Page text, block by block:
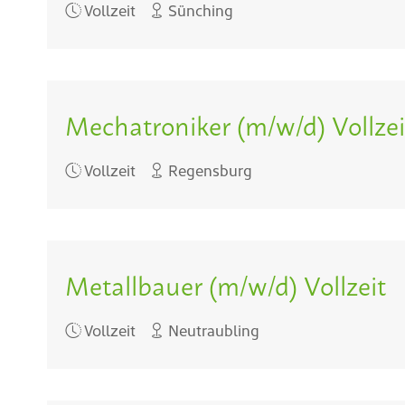
Vollzeit Sünching
Mechatroniker (m/w/d)
Vollzeit Regensburg
Metallbauer (m/w/d) Vollzeit
Vollzeit Neutraubling